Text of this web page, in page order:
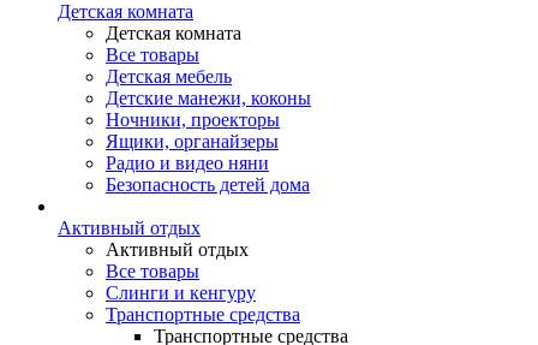
Детская комната
Детская комната
Все товары
Детская мебель
Детские манежи, коконы
Ночники, проекторы
Ящики, органайзеры
Радио и видео няни
Безопасность детей дома
Активный отдых
Активный отдых
Все товары
Слинги и кенгуру
Транспортные средства
Транспортные средства